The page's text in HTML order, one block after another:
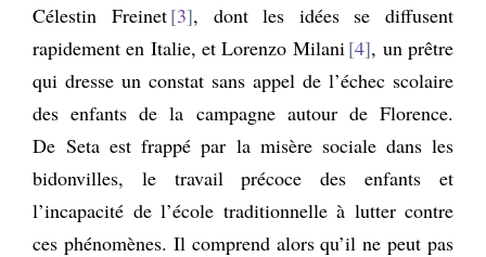
Célestin Freinet 3 , dont les idées se diffusent
rapidement en Italie, et Lorenzo Milani 4 , un prêtre
qui dresse un constat sans appel de l’échec scolaire
des enfants de la campagne autour de Florence.
De Seta est frappé par la misère sociale dans les
bidonvilles, le travail précoce des enfants et
l’incapacité de l’école traditionnelle à lutter contre
ces phénomènes. Il comprend alors qu’il ne peut pas